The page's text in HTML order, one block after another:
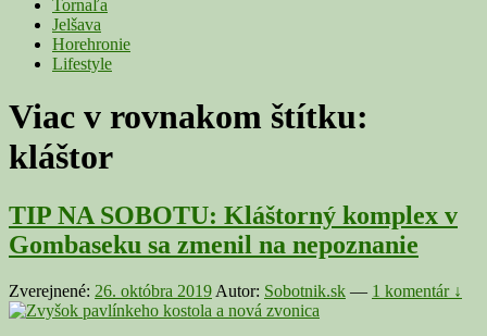
Tornaľa
Jelšava
Horehronie
Lifestyle
Viac v rovnakom štítku:
kláštor
TIP NA SOBOTU: Kláštorný komplex v
Gombaseku sa zmenil na nepoznanie
Zverejnené: 26. októbra 2019 Autor: Sobotnik.sk — 1 komentár ↓